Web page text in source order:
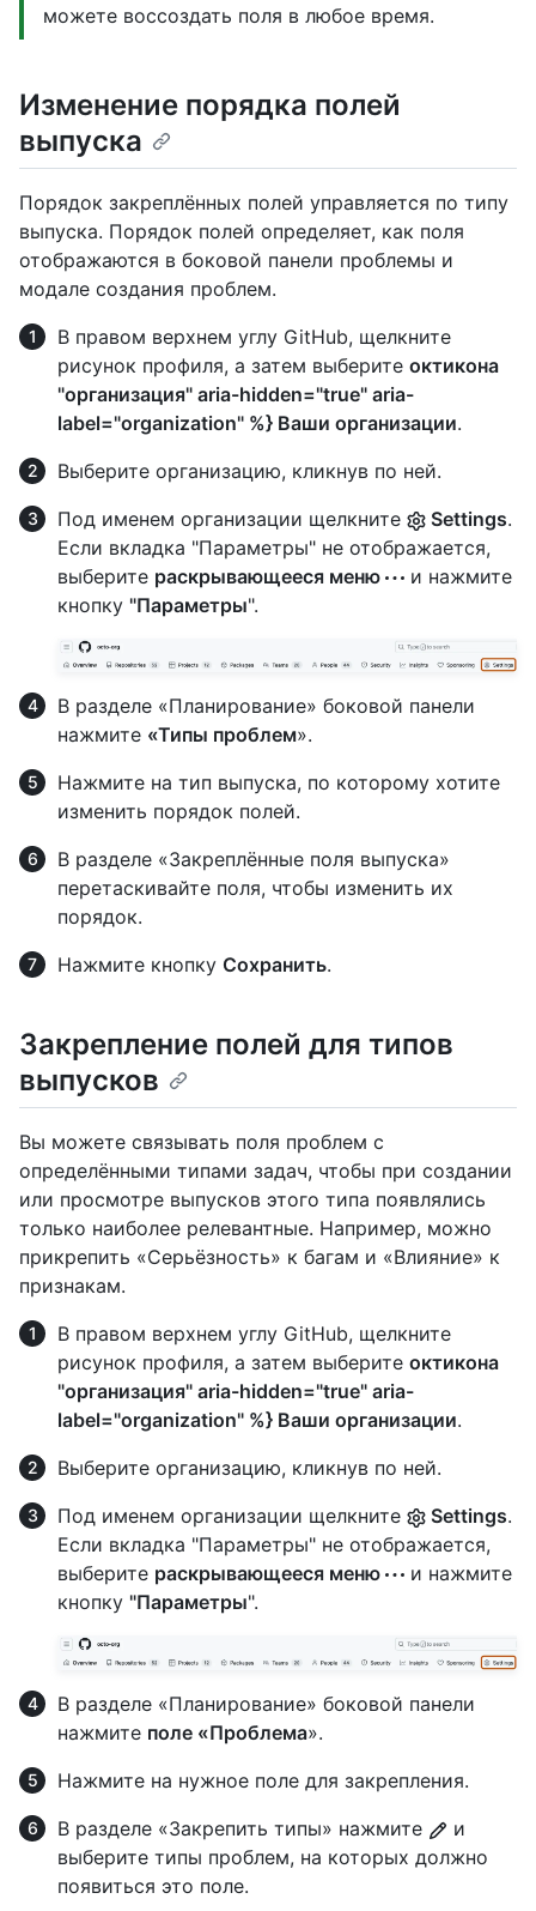
можете воссоздать поля в любое время.
Изменение порядка полей
выпуска
Порядок закреплённых полей управляется по типу
выпуска. Порядок полей определяет, как поля
отображаются в боковой панели проблемы и
модале создания проблем.
В правом верхнем углу GitHub, щелкните
рисунок профиля, а затем выберите октикона
"организация" aria-hidden="true" aria-
label="organization" %} Ваши организации.
Выберите организацию, кликнув по ней.
Под именем организации щелкните
Settings.
Если вкладка "Параметры" не отображается,
выберите раскрывающееся меню
и нажмите
кнопку "Параметры".
В разделе «Планирование» боковой панели
нажмите «Типы проблем».
Нажмите на тип выпуска, по которому хотите
изменить порядок полей.
В разделе «Закреплённые поля выпуска»
перетаскивайте поля, чтобы изменить их
порядок.
Нажмите кнопку Сохранить.
Закрепление полей для типов
выпусков
Вы можете связывать поля проблем с
определёнными типами задач, чтобы при создании
или просмотре выпусков этого типа появлялись
только наиболее релевантные. Например, можно
прикрепить «Серьёзность» к багам и «Влияние» к
признакам.
В правом верхнем углу GitHub, щелкните
рисунок профиля, а затем выберите октикона
"организация" aria-hidden="true" aria-
label="organization" %} Ваши организации.
Выберите организацию, кликнув по ней.
Под именем организации щелкните
Settings.
Если вкладка "Параметры" не отображается,
выберите раскрывающееся меню
и нажмите
кнопку "Параметры".
В разделе «Планирование» боковой панели
нажмите поле «Проблема».
Нажмите на нужное поле для закрепления.
В разделе «Закрепить типы» нажмите
и
выберите типы проблем, на которых должно
появиться это поле.